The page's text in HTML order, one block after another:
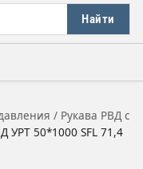
Найти
/ Рукава РВД с
УРТ 50*1000 SFL 71,4